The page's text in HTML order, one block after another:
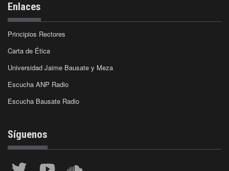
Enlaces
Principios Rectores
Carta de Ética
Universidad Jaime Bausate y Meza
Escucha ANP Radio
Escucha Bausate Radio
Síguenos